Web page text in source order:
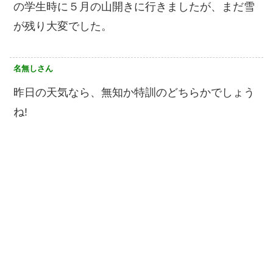
の学生時に５月の山開きに行きましたが、まだ雪
が残り大変でした。
名無しさん
昨日の天気なら、無知か特訓のどちらかでしょう
ね!